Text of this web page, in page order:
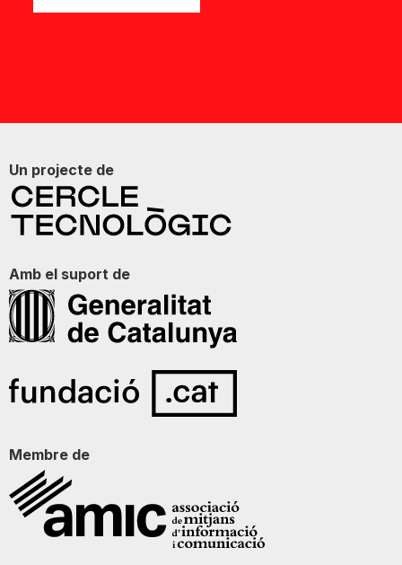
Un projecte de
Amb el suport de
Membre de